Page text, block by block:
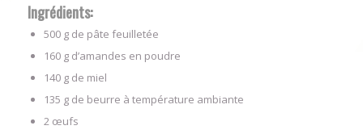
Ingrédients:
500 g de pâte feuilletée
160 g d’amandes en poudre
140 g de miel
135 g de beurre à température ambiante
2 œufs